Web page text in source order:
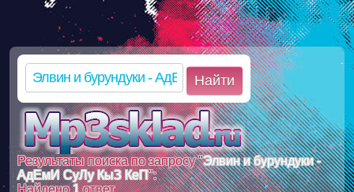
Найти
Результаты поиска по запросу "Элвин и бурундуки -
АдЕмИ СуЛу КыЗ КеП":